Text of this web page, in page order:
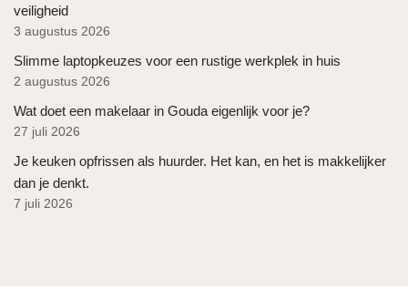
veiligheid
3 augustus 2026
Slimme laptopkeuzes voor een rustige werkplek in huis
2 augustus 2026
Wat doet een makelaar in Gouda eigenlijk voor je?
27 juli 2026
Je keuken opfrissen als huurder. Het kan, en het is makkelijker
dan je denkt.
7 juli 2026